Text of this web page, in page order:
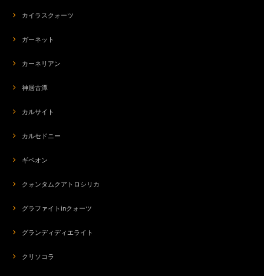
いいけどなあ…。8本集めたら秘密のブレンドがもらえるとのこと、次回も
楽しみにしています。
カイラスクォーツ
ガーネット
カーネリアン
神居古潭
カルサイト
カルセドニー
ギベオン
クォンタムクアトロシリカ
グラファイトinクォーツ
グランディディエライト
クリソコラ